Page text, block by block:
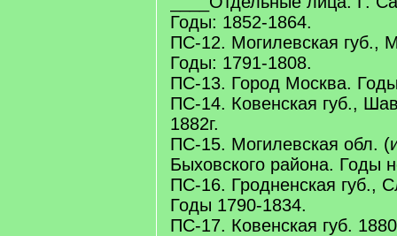
Годы: 1852-1864.
ПС-12. Могилевская губ.,
Годы: 1791-1808.
ПС-13. Город Москва.
ПС-14. Ковенская губ.,
1882г.
ПС-15. Могилевская обл.
Быховского района. Годы
ПС-16. Гродненская губ.,
Годы 1790-1834.
ПС-17. Ковенская губ.